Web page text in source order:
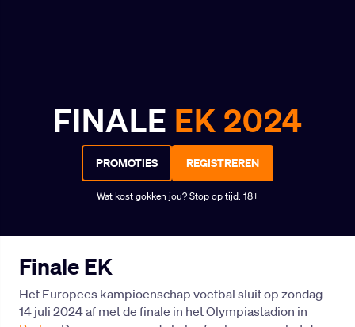
FINALE EK 2024
PROMOTIES REGISTREREN
Wat kost gokken jou? Stop op tijd. 18+
Finale EK
Het Europees kampioenschap voetbal sluit op zondag
14 juli 2024 af met de finale in het Olympiastadion in